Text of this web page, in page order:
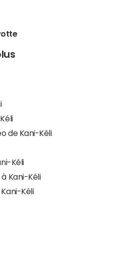
de Kani-Kéli
Kéli
Kani-Kéli
Kéli